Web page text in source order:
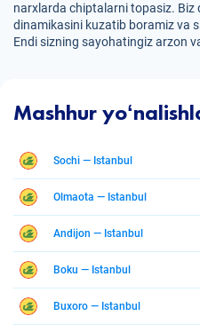
narxlarda chiptalarni topasiz. Biz
dinamikasini kuzatib boramiz va
Endi sizning sayohatingiz arzon
Mashhur
Sochi — Istanbul
Olmaota — Istanbul
Andijon — Istanbul
Boku — Istanbul
Buxoro — Istanbul